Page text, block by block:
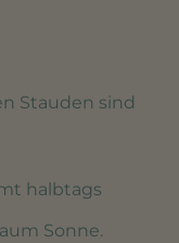
Stauden sind
halbtags
Sonne.